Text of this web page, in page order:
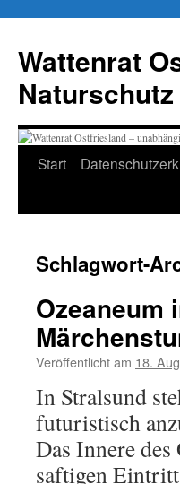
springen
Wattenrat
Start
Schlagwort-
Ozeaneum
Veröffentlicht am 18.
In Stralsund
futuristisch
Das Innere
saftigen